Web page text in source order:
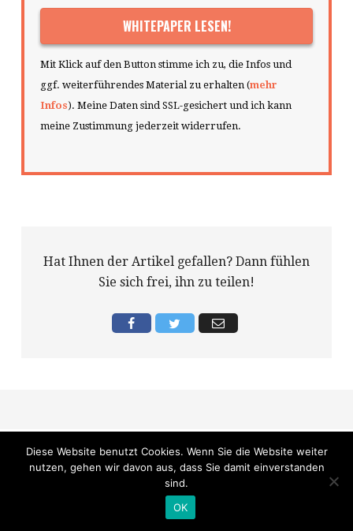
Mit Klick auf den Button stimme ich zu, die Infos und
ggf. weiterführendes Material zu erhalten (mehr
Infos). Meine Daten sind SSL-gesichert und ich kann
meine Zustimmung jederzeit widerrufen.
Hat Ihnen der Artikel gefallen? Dann fühlen
Sie sich frei, ihn zu teilen!
Diese Website benutzt Cookies. Wenn Sie die Website weiter
nutzen, gehen wir davon aus, dass Sie damit einverstanden
sind.
OK